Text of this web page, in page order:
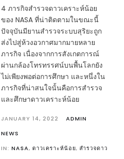
4 ภารกิจสำรวจดาวเคราะห์น้อย
ของ NASA ที่น่าติดตามในขณะนี้
ปัจจุบันมียานสำรวจระบบสุริยะถูก
ส่งไปสู่ห้วงอวกาศมากมายหลาย
ภารกิจ เนื่องจากการสังเกตการณ์
ผ่านกล้องโทรทรรศน์บนพื้นโลกยัง
ไม่เพียงพอต่อการศึกษา และหนึ่งใน
ภารกิจที่น่าสนใจนั้นคือการสำรวจ
และศึกษาดาวเคราะห์น้อย
JANUARY 14, 2022
ADMIN
NEWS
IN: NASA, ดาวเคราะห์น้อย, สำรวจดาว